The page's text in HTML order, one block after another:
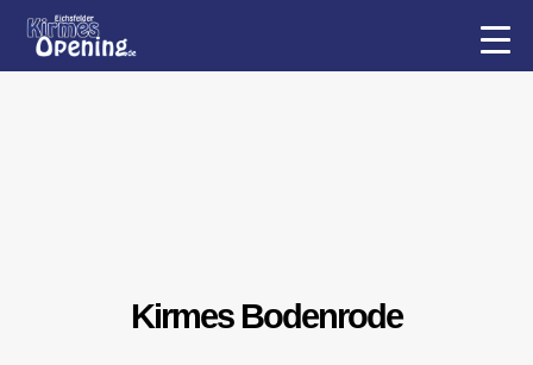
Kirmes Bodenrode